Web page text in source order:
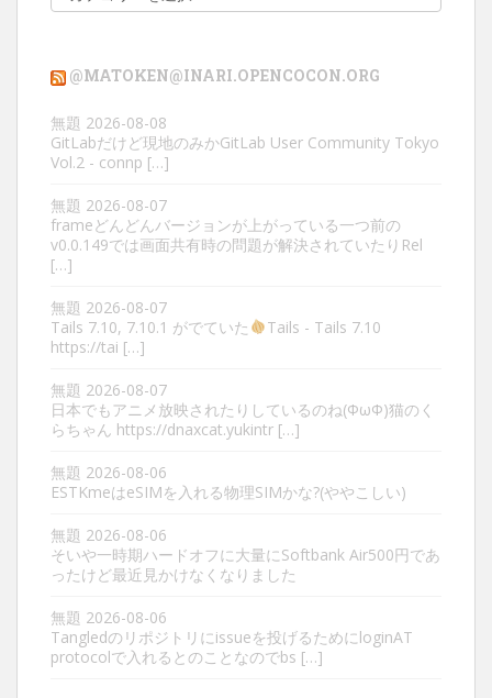
テ
ー
@MATOKEN@INARI.OPENCOCON.ORG
無題 2026-08-08
GitLabだけど現地のみかGitLab User Community Tokyo
Vol.2 - connp […]
無題 2026-08-07
frameどんどんバージョンが上がっている一つ前の
v0.0.149では画面共有時の問題が解決されていたりRel
[…]
無題 2026-08-07
Tails 7.10, 7.10.1 がでていた
Tails - Tails 7.10
https://tai […]
無題 2026-08-07
日本でもアニメ放映されたりしているのね(ΦωΦ)猫のく
らちゃん https://dnaxcat.yukintr […]
無題 2026-08-06
ESTKmeはeSIMを入れる物理SIMかな?(ややこしい)
無題 2026-08-06
そいや一時期ハードオフに大量にSoftbank Air500円であ
ったけど最近見かけなくなりました
無題 2026-08-06
Tangledのリポジトリにissueを投げるためにloginAT
protocolで入れるとのことなのでbs […]